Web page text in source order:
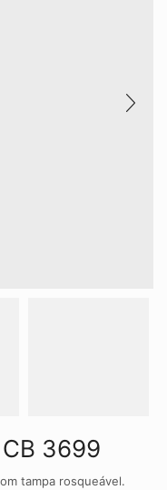
3699
tampa rosqueável.